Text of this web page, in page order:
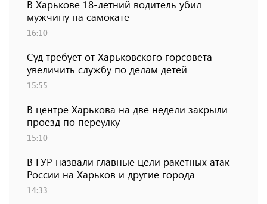
В Харькове 18-летний водитель убил
мужчину на самокате
16:10
Суд требует от Харьковского горсовета
увеличить службу по делам детей
15:55
В центре Харькова на две недели закрыли
проезд по переулку
15:10
В ГУР назвали главные цели ракетных атак
России на Харьков и другие города
14:33